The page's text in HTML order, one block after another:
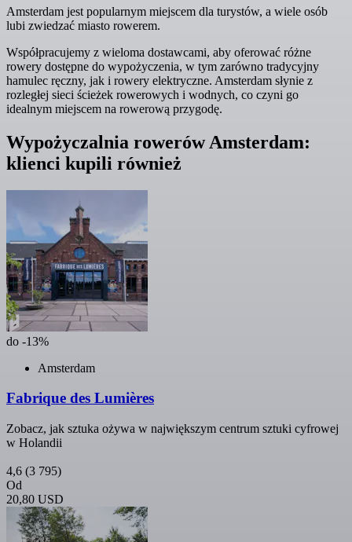
Amsterdam jest popularnym miejscem dla turystów, a wiele osób
lubi zwiedzać miasto rowerem.
Współpracujemy z wieloma dostawcami, aby oferować różne
rowery dostępne do wypożyczenia, w tym zarówno tradycyjny
hamulec ręczny, jak i rowery elektryczne. Amsterdam słynie z
rozległej sieci ścieżek rowerowych i wodnych, co czyni go
idealnym miejscem na rowerową przygodę.
Wypożyczalnia rowerów Amsterdam:
klienci kupili również
do -13%
Amsterdam
Fabrique des Lumières
Zobacz, jak sztuka ożywa w największym centrum sztuki cyfrowej
w Holandii
4,6 (3 795)
Od
20,80 USD